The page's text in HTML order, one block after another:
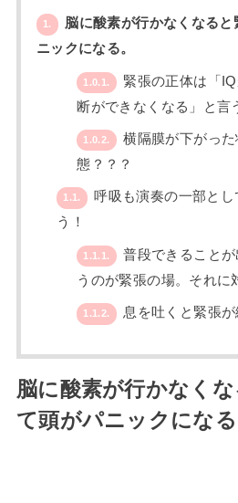
1.
脳に酸素が行かなくなる
ニックになる。
1.0.1.
緊張の正体は「
断ができなくなる」と言
1.0.2.
横隔膜が下がっ
態？？？
1.1.
呼吸も演奏の一部と
う！
1.1.1.
普段できること
うのが緊張の場。それに
1.1.2. 息を吐くと緊張が
脳に酸素が行かなく
て頭がパニックになる